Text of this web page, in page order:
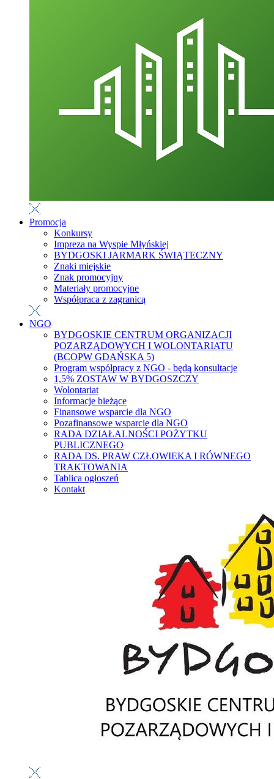
Promocja
Konkursy
Impreza na Wyspie Młyńskiej
BYDGOSKI JARMARK ŚWIĄTECZNY
Znaki miejskie
Znak promocyjny
Materiały promocyjne
Współpraca z zagranicą
NGO
BYDGOSKIE CENTRUM ORGANIZACJI
POZARZĄDOWYCH I WOLONTARIATU
(BCOPW GDAŃSKA 5)
Program współpracy z NGO - będą konsultacje
1,5% ZOSTAW W BYDGOSZCZY
Wolontariat
Informacje bieżące
Finansowe wsparcie dla NGO
Pozafinansowe wsparcie dla NGO
RADA DZIAŁALNOŚCI POŻYTKU
PUBLICZNEGO
RADA DS. PRAW CZŁOWIEKA I RÓWNEGO
TRAKTOWANIA
Tablica ogłoszeń
Kontakt